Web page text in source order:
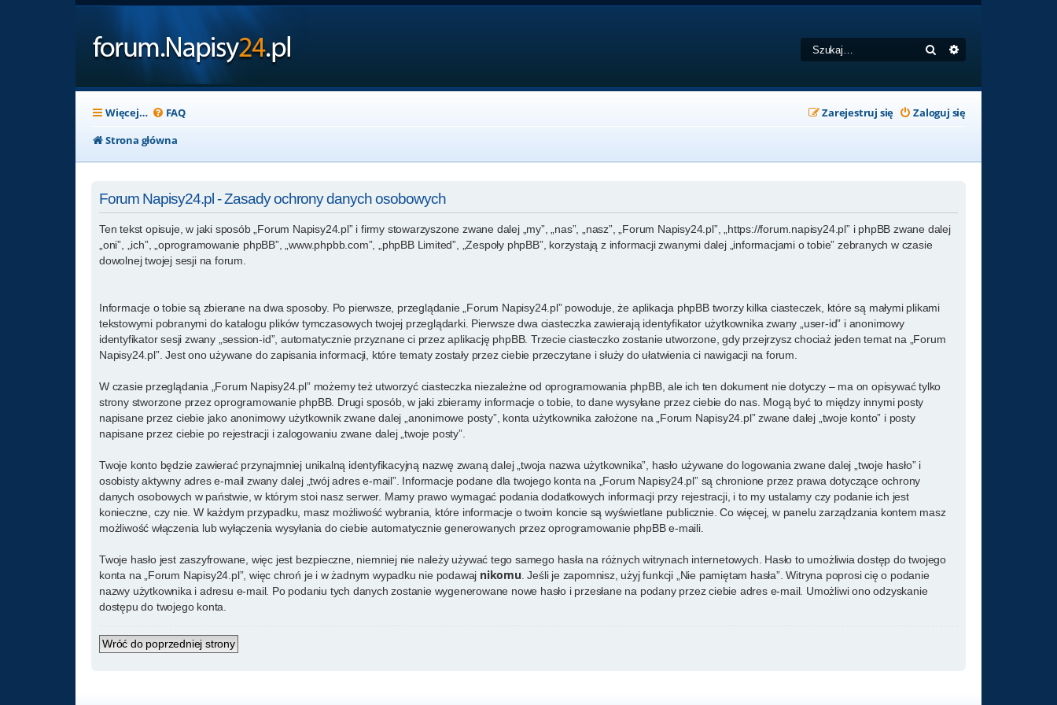
Szukaj
Więcej… FAQ Zaloguj się
Zarejestruj się
Strona główna
Forum Napisy24.pl - Zasady ochrony danych osobowych
Ten tekst opisuje, w jaki sposób „Forum Napisy24.pl” i firmy stowarzyszone zwane dalej „my”, „nas”, „nasz”, „Forum Napisy24.pl”, „https://forum.napisy24.pl” i phpBB zwane dalej
„oni”, „ich”, „oprogramowanie phpBB”, „www.phpbb.com”, „phpBB Limited”, „Zespoły phpBB”, korzystają z informacji zwanymi dalej „informacjami o tobie” zebranych w czasie
dowolnej twojej sesji na forum.
Informacje o tobie są zbierane na dwa sposoby. Po pierwsze, przeglądanie „Forum Napisy24.pl” powoduje, że aplikacja phpBB tworzy kilka ciasteczek, które są małymi plikami
tekstowymi pobranymi do katalogu plików tymczasowych twojej przeglądarki. Pierwsze dwa ciasteczka zawierają identyfikator użytkownika zwany „user-id” i anonimowy
identyfikator sesji zwany „session-id”, automatycznie przyznane ci przez aplikację phpBB. Trzecie ciasteczko zostanie utworzone, gdy przejrzysz chociaż jeden temat na „Forum
Napisy24.pl”. Jest ono używane do zapisania informacji, które tematy zostały przez ciebie przeczytane i służy do ułatwienia ci nawigacji na forum.
W czasie przeglądania „Forum Napisy24.pl” możemy też utworzyć ciasteczka niezależne od oprogramowania phpBB, ale ich ten dokument nie dotyczy – ma on opisywać tylko
strony stworzone przez oprogramowanie phpBB. Drugi sposób, w jaki zbieramy informacje o tobie, to dane wysyłane przez ciebie do nas. Mogą być to między innymi posty
napisane przez ciebie jako anonimowy użytkownik zwane dalej „anonimowe posty”, konta użytkownika założone na „Forum Napisy24.pl” zwane dalej „twoje konto” i posty
napisane przez ciebie po rejestracji i zalogowaniu zwane dalej „twoje posty”.
Twoje konto będzie zawierać przynajmniej unikalną identyfikacyjną nazwę zwaną dalej „twoja nazwa użytkownika”, hasło używane do logowania zwane dalej „twoje hasło” i
osobisty aktywny adres e-mail zwany dalej „twój adres e-mail”. Informacje podane dla twojego konta na „Forum Napisy24.pl” są chronione przez prawa dotyczące ochrony
danych osobowych w państwie, w którym stoi nasz serwer. Mamy prawo wymagać podania dodatkowych informacji przy rejestracji, i to my ustalamy czy podanie ich jest
konieczne, czy nie. W każdym przypadku, masz możliwość wybrania, które informacje o twoim koncie są wyświetlane publicznie. Co więcej, w panelu zarządzania kontem masz
możliwość włączenia lub wyłączenia wysyłania do ciebie automatycznie generowanych przez oprogramowanie phpBB e-maili.
Twoje hasło jest zaszyfrowane, więc jest bezpieczne, niemniej nie należy używać tego samego hasła na różnych witrynach internetowych. Hasło to umożliwia dostęp do twojego
konta na „Forum Napisy24.pl”, więc chroń je i w żadnym wypadku nie podawaj nikomu . Jeśli je zapomnisz, użyj funkcji „Nie pamiętam hasła”. Witryna poprosi cię o podanie
nazwy użytkownika i adresu e-mail. Po podaniu tych danych zostanie wygenerowane nowe hasło i przesłane na podany przez ciebie adres e-mail. Umożliwi ono odzyskanie
dostępu do twojego konta.
Wróć do poprzedniej strony